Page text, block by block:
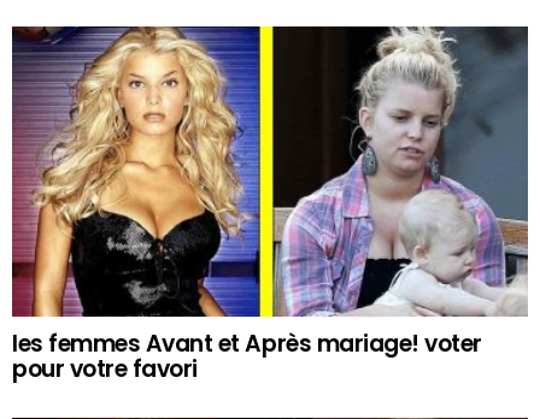
les femmes Avant et Après mariage! voter
pour votre favori